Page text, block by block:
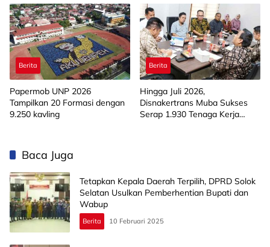
Limapuluh Kota
Berita
Papermob UNP 2026
Tampilkan 20 Formasi dengan
9.250 kavling
Berita
Hingga Juli 2026,
Disnakertrans Muba Sukses
Serap 1.930 Tenaga Kerja
Baca Juga
Tetapkan Kepala Daerah Terpilih, DPRD Solok
Selatan Usulkan Pemberhentian Bupati dan
Wabup
Berita 10 Februari 2025